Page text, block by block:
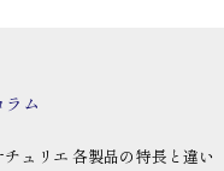
ラム
チュリエ 各製品の特長と違い